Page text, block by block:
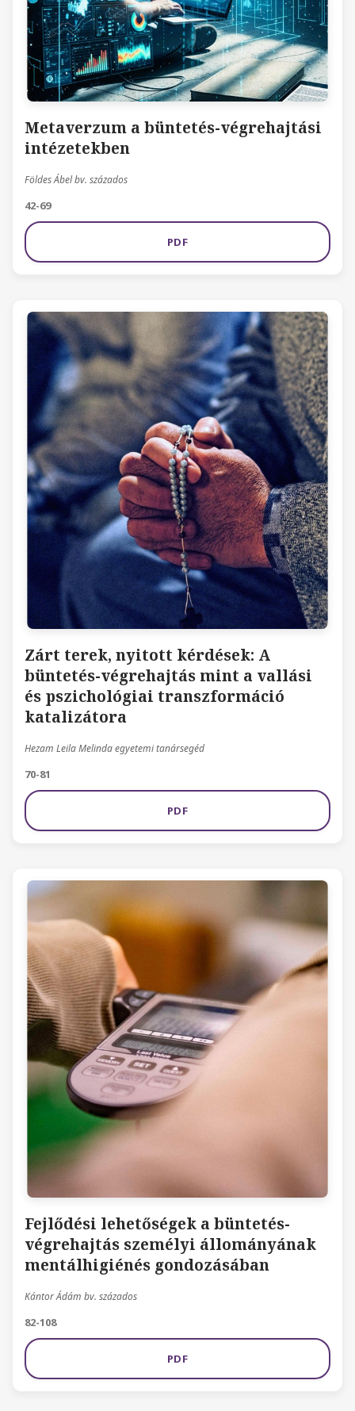
Metaverzum a büntetés-végrehajtási
intézetekben
Földes Ábel bv. százados
42-69
PDF
Zárt terek, nyitott kérdések: A
büntetés-végrehajtás mint a vallási
és pszichológiai transzformáció
katalizátora
Hezam Leila Melinda egyetemi tanársegéd
70-81
PDF
Fejlődési lehetőségek a büntetés-
végrehajtás személyi állományának
mentálhigiénés gondozásában
Kántor Ádám bv. százados
82-108
PDF